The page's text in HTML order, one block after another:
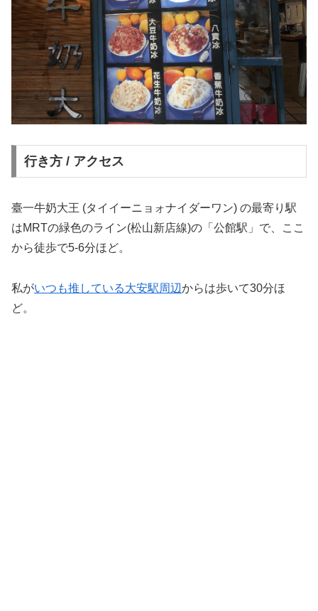
行き方 / アクセス
臺一牛奶大王 (タイイーニョォナイダーワン) の最寄り駅
はMRTの緑色のライン(松山新店線)の「公館駅」で、ここ
から徒歩で5-6分ほど。
私がいつも推している大安駅周辺からは歩いて30分ほ
ど。